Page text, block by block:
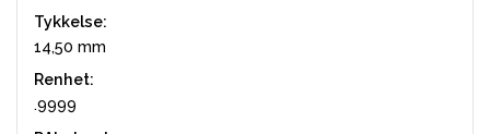
Tykkelse:
14,50 mm
Renhet:
.9999